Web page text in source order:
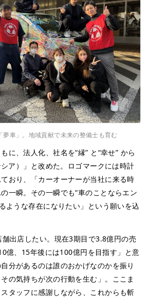
車」。地域貢献で未来の整備士も育む
に、法人化、社名を“縁” と“幸せ” から
ア）」と改めた。ロゴマークには時計
おり、「カーオーナーが当社に来る時
一瞬。その一瞬でも“車のことならエン
ような存在になりたい」という願いを込
出店したい。現在3期目で3.8億円の売
億、15年後には100億円を目指す」と意
分があるのは誰のおかげなのかを振り
の気持ちが次の行動を生む」。ここま
タッフに感謝しながら、これからも斬